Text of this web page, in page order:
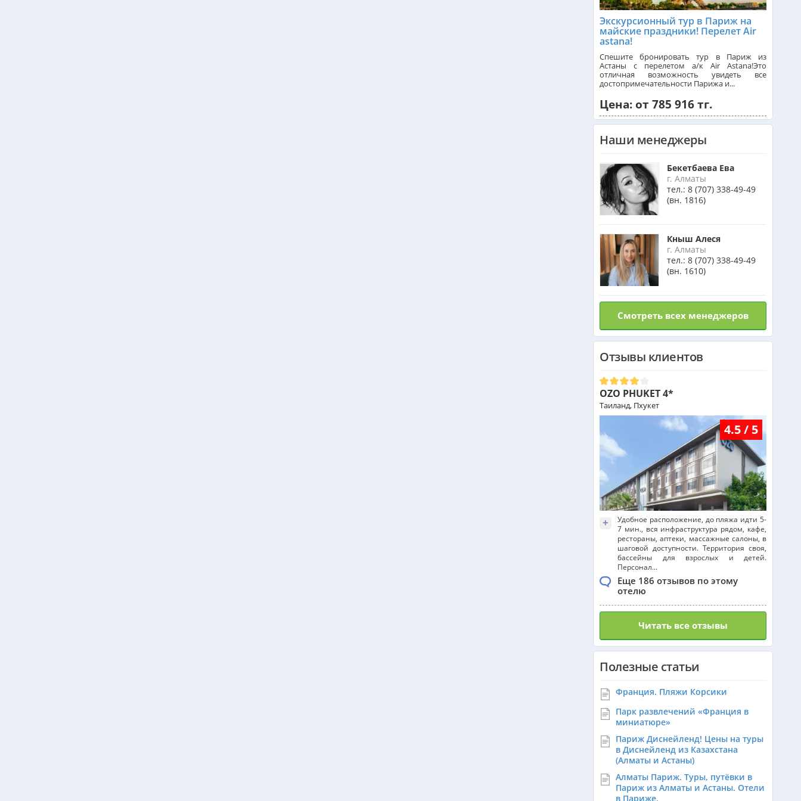
Танзания из Алматы
Венгрия из Алматы
Израиль из Алматы
Маврикий из Алматы
Оман из Алматы
Экскурсионный тур в Париж на
майские праздники! Перелет Air
astana!
Спешите бронировать тур в Париж из
Астаны с перелетом а/к Air Astana!Это
отличная возможность увидеть все
достопримечательности Парижа и...
Цена: от 785 916 тг.
Наши менеджеры
Бекетбаева Ева
г. Алматы
тел.: 8 (707) 338-49-49
(вн. 1816)
Кныш Алеся
г. Алматы
тел.: 8 (707) 338-49-49
(вн. 1610)
Смотреть всех менеджеров
Отзывы клиентов
OZO PHUKET 4*
Таиланд, Пхукет
4.5 / 5
+
Удобное расположение, до пляжа идти 5-
7 мин., вся инфраструктура рядом, кафе,
рестораны, аптеки, массажные салоны, в
шаговой доступности. Территория своя,
бассейны для взрослых и детей.
Персонал...
Еще 186 отзывов по этому
отелю
Читать все отзывы
Полезные статьи
Франция. Пляжи Корсики
Парк развлечений «Франция в
миниатюре»
Париж Диснейленд! Цены на туры
в Диснейленд из Казахстана
(Алматы и Астаны)
Алматы Париж. Туры, путёвки в
Париж из Алматы и Астаны. Отели
в Париже.